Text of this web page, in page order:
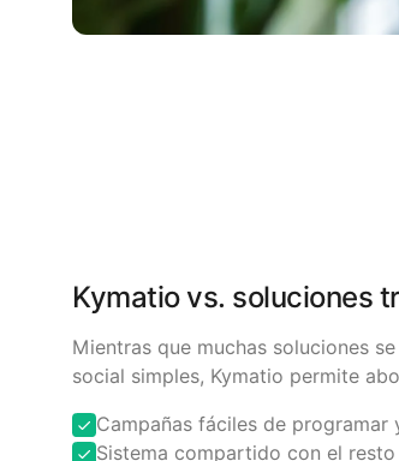
Kymatio vs. soluciones
Mientras que muchas soluciones
social simples, Kymatio permite
Campañas fáciles de programar
Sistema compartido con el